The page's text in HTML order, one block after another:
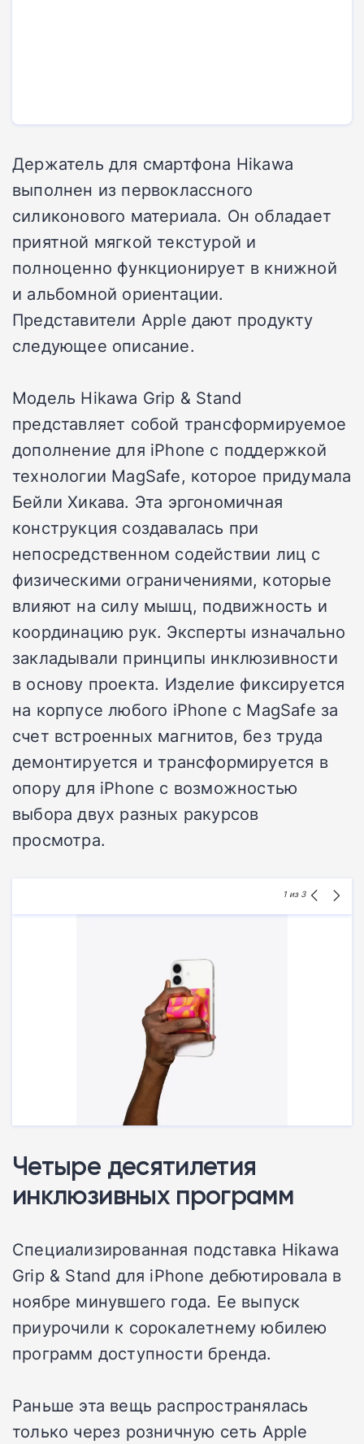
Держатель для смартфона Hikawa
выполнен из первоклассного
силиконового материала. Он обладает
приятной мягкой текстурой и
полноценно функционирует в книжной
и альбомной ориентации.
Представители Apple дают продукту
следующее описание.
Модель Hikawa Grip & Stand
представляет собой трансформируемое
дополнение для iPhone с поддержкой
технологии MagSafe, которое придумала
Бейли Хикава. Эта эргономичная
конструкция создавалась при
непосредственном содействии лиц с
физическими ограничениями, которые
влияют на силу мышц, подвижность и
координацию рук. Эксперты изначально
закладывали принципы инклюзивности
в основу проекта. Изделие фиксируется
на корпусе любого iPhone с MagSafe за
счет встроенных магнитов, без труда
демонтируется и трансформируется в
опору для iPhone с возможностью
выбора двух разных ракурсов
просмотра.
1 из 3
Четыре десятилетия
инклюзивных программ
Специализированная подставка Hikawa
Grip & Stand для iPhone дебютировала в
ноябре минувшего года. Ее выпуск
приурочили к сорокалетнему юбилею
программ доступности бренда.
Раньше эта вещь распространялась
только через розничную сеть Apple